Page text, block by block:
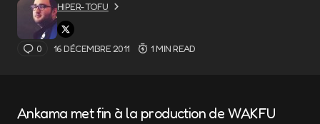
HIPER-TOFU
0 16 DÉCEMBRE 2011 1 MIN READ
Ankama met fin à la production de WAKFU